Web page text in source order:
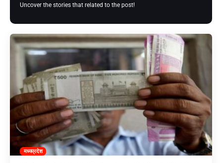
Uncover the stories that related to the post!
मध्यप्रदेश